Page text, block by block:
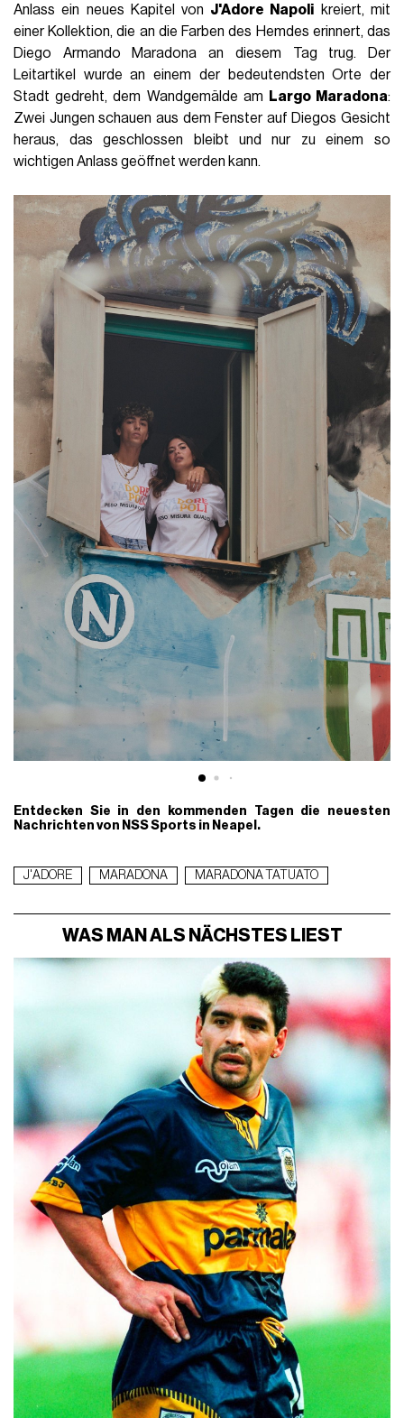
Anlass ein neues Kapitel von J'Adore Napoli kreiert, mit
einer Kollektion, die an die Farben des Hemdes erinnert, das
Diego Armando Maradona an diesem Tag trug. Der
Leitartikel wurde an einem der bedeutendsten Orte der
Stadt gedreht, dem Wandgemälde am
Largo Maradona:
Zwei Jungen schauen aus dem Fenster auf Diegos Gesicht
heraus, das geschlossen bleibt und nur zu einem so
wichtigen Anlass geöffnet werden kann.
Entdecken Sie in den kommenden Tagen die neuesten
Nachrichten von NSS Sports in Neapel.
J'ADORE MARADONA MARADONA TATUATO
WAS MAN ALS NÄCHSTES LIEST